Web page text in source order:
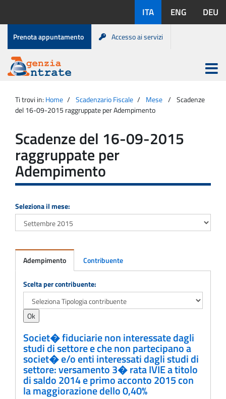
contenuto
disponibili:
ITA ENG DEU
Menu
di
servizio
Prenota appuntamento Accesso ai servizi
Agenzia
Entrate
Apri
menu
principale
Ti trovi in: Home Scadenzario Fiscale Mese
Scadenze
del 16-09-2015 raggruppate per Adempimento
Scadenze del 16-09-2015
raggruppate per
Adempimento
Seleziona il mese:
Adempimento Contribuente
Adempimento
Scelta per contribuente:
Societ� fiduciarie non interessate dagli
studi di settore e che non partecipano a
societ� e/o enti interessati dagli studi di
settore: versamento 3� rata IVIE a titolo
di saldo 2014 e primo acconto 2015 con
la maggiorazione dello 0,40%